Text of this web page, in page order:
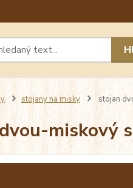
stojany na misky stojan
miskový